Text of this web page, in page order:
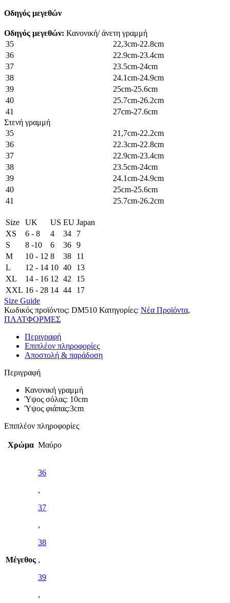
Οδηγός μεγεθών
Οδηγός μεγεθών: Κανονική/ άνετη γραμμή
35
22,3cm-22.8cm
36
22.9cm-23.4cm
37
23.5cm-24cm
38
24.1cm-24.9cm
39
25cm-25.6cm
40
25.7cm-26.2cm
41
27cm-27.6cm
Στενή γραμμή
35
21,7cm-22.2cm
36
22.3cm-22.8cm
37
22.9cm-23.4cm
38
23.5cm-24cm
39
24.1cm-24.9cm
40
25cm-25.6cm
41
25.7cm-26.2cm
Size UK US EU Japan
XS
6 - 8 4 34
7
S
8 -10 6 36 9
M
10 - 12 8 38
11
L
12 - 14 10 40
13
XL
14 - 16 12 42
15
XXL 16 - 28 14 44
17
Size Guide
Κωδικός προϊόντος: DM510 Κατηγορίες: Νέα Προϊόντα,
ΠΛΑΤΦΟΡΜΕΣ
Περιγραφή
Επιπλέον πληροφορίες
Αποστολή & παράδοση
Περιγραφή
Κανονική γραμμή
Ύψος σόλας: 10cm
Ύψος φιάπας:3cm
Επιπλέον πληροφορίες
Χρώμα Μαύρο
Μέγεθος
36
,
37
,
38
,
39
,